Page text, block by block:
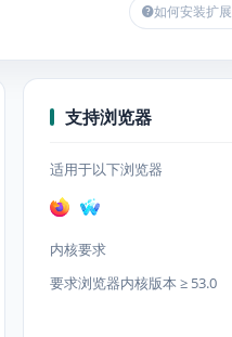
如何安装扩展
支持浏览器
适用于以下浏览器
内核要求
要求浏览器内核版本 ≥ 53.0